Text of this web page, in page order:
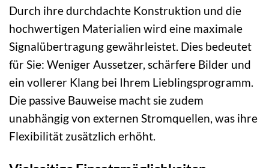
Durch ihre durchdachte Konstruktion und die
hochwertigen Materialien wird eine maximale
Signalübertragung gewährleistet. Dies bedeutet
für Sie: Weniger Aussetzer, schärfere Bilder und
ein vollerer Klang bei Ihrem Lieblingsprogramm.
Die passive Bauweise macht sie zudem
unabhängig von externen Stromquellen, was ihre
Flexibilität zusätzlich erhöht.